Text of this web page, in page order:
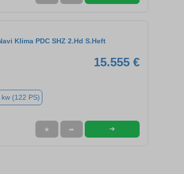
Klima PDC SHZ 2.Hd S.Heft
15.555 €
(122 PS)
★ ➦ ➜